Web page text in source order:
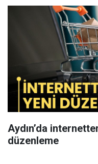
Aydın’da
düzenleme